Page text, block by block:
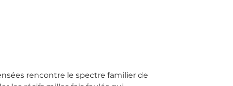
rencontre le spectre familier de